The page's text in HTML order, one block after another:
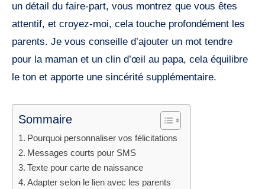
un détail du faire-part, vous montrez que vous êtes
attentif, et croyez-moi, cela touche profondément les
parents. Je vous conseille d’ajouter un mot tendre
pour la maman et un clin d’œil au papa, cela équilibre
le ton et apporte une sincérité supplémentaire.
Sommaire
Pourquoi personnaliser vos félicitations
Messages courts pour SMS
Texte pour carte de naissance
Adapter selon le lien avec les parents